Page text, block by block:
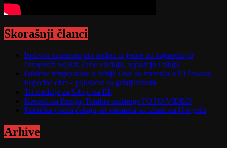
Skorašnji članci
Isplivali uznemirujući podaci iz jedne od najmoćnijih
evropskih vojski; Žene vređaju, napadaju i siluju
Paklene temperature u Srbiji: Ovo su merenja u 10 časova;
Popodne obrt – pljuskovi sa grmljavinom
Tri medalje za Srbiju na EP
Krenuli na Rusiju; Totalno uništenje FOTO/VIDEO
Putnička vozila čekaju sat vremena na izlazu na Horgošu
Arhive